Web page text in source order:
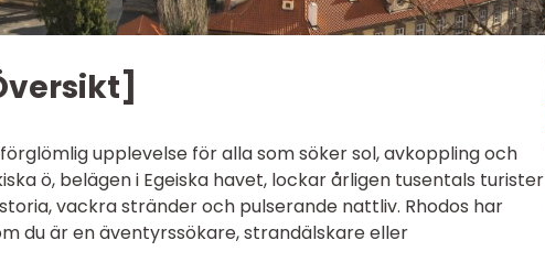
upplevelse för alla som söker sol, avkoppling och
ö, belägen i Egeiska havet, lockar årligen tusentals turister
vackra stränder och pulserande nattliv. Rhodos har
du är en äventyrssökare, strandälskare eller